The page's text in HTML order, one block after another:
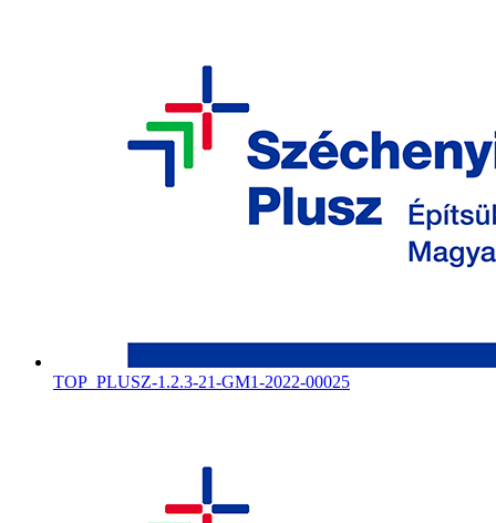
TOP_PLUSZ-1.2.3-21-GM1-2022-00025